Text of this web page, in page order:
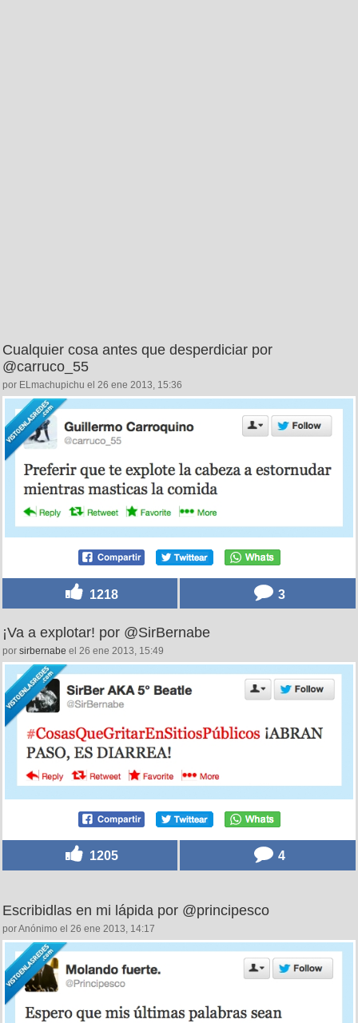
Cualquier cosa antes que desperdiciar por
@carruco_55
por ELmachupichu el 26 ene 2013, 15:36
1218 3
¡Va a explotar! por @SirBernabe
por sirbernabe el 26 ene 2013, 15:49
1205 4
Escribidlas en mi lápida por @principesco
por Anónimo el 26 ene 2013, 14:17